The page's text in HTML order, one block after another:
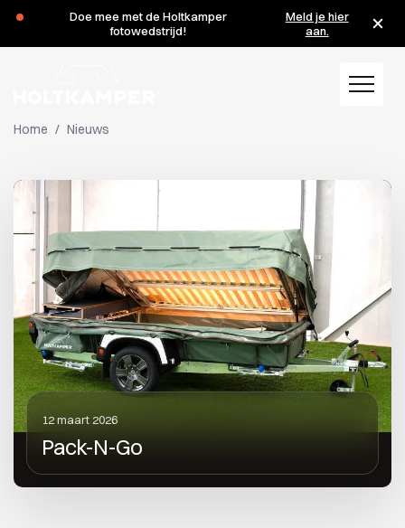
Tijdens de zomervakantie zijn wij op de maandagen 3 en 10
augustus gesloten.
Home / Nieuws
12 maart 2026
Pack-N-Go